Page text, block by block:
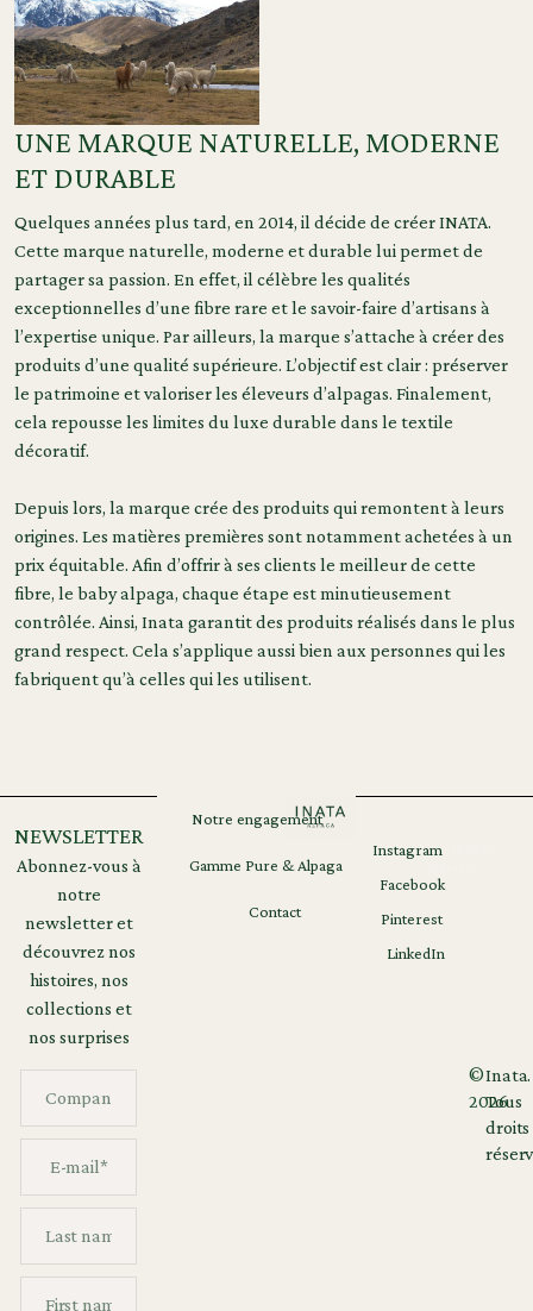
UNE MARQUE NATURELLE, MODERNE
ET DURABLE
Quelques années plus tard, en 2014, il décide de créer INATA.
Cette marque naturelle, moderne et durable lui permet de
partager sa passion. En effet, il célèbre les qualités
exceptionnelles d’une fibre rare et le savoir-faire d’artisans à
l’expertise unique. Par ailleurs, la marque s’attache à créer des
produits d’une qualité supérieure. L’objectif est clair : préserver
le patrimoine et valoriser les éleveurs d’alpagas. Finalement,
cela repousse les limites du luxe durable dans le textile
décoratif.
Depuis lors, la marque crée des produits qui remontent à leurs
origines. Les matières premières sont notamment achetées à un
prix équitable. Afin d’offrir à ses clients le meilleur de cette
fibre, le baby alpaga, chaque étape est minutieusement
contrôlée. Ainsi, Inata garantit des produits réalisés dans le plus
grand respect. Cela s’applique aussi bien aux personnes qui les
fabriquent qu’à celles qui les utilisent.
NEWSLETTER
Abonnez-vous à
notre
newsletter et
découvrez nos
histoires, nos
collections et
nos surprises
Notre engagement
Gamme Pure & Alpaga
Contact
©
2026
Inata.
Tous
droits
Instagram
Facebook
Pinterest
LinkedIn
Mentions